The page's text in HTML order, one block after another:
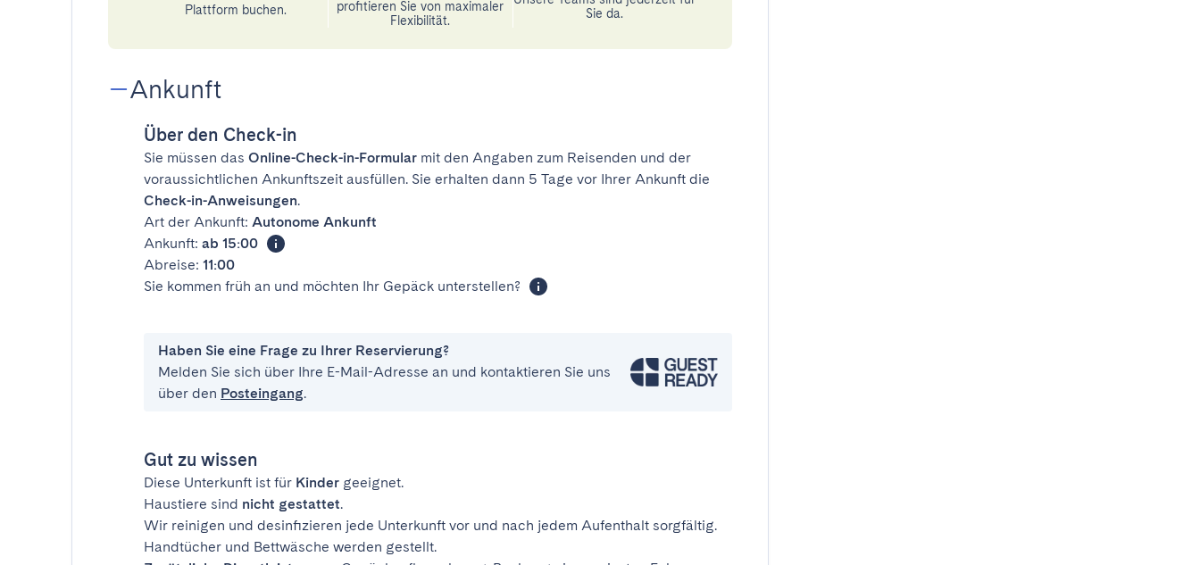
Plattform buchen.
profitieren Sie von maximaler
Flexibilität.
Sie da.
Ankunft
Über den Check-in
Sie müssen das Online-Check-in-Formular mit den Angaben zum Reisenden und der
voraussichtlichen Ankunftszeit ausfüllen. Sie erhalten dann 5 Tage vor Ihrer Ankunft die
Check-in-Anweisungen.
Art der Ankunft: Autonome Ankunft
Ankunft: ab 15:00
Abreise: 11:00
Sie kommen früh an und möchten Ihr Gepäck unterstellen?
Haben Sie eine Frage zu Ihrer Reservierung?
Melden Sie sich über Ihre E-Mail-Adresse an und kontaktieren Sie uns
über den Posteingang.
Gut zu wissen
Diese Unterkunft ist für Kinder geeignet.
Haustiere sind nicht gestattet.
Wir reinigen und desinfizieren jede Unterkunft vor und nach jedem Aufenthalt sorgfältig.
Handtücher und Bettwäsche werden gestellt.